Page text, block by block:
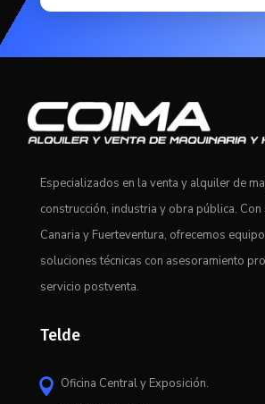
Especializados en la venta y alquiler de
construcción, industria y obra pública. Con
Canaria y Fuerteventura, ofrecemos
soluciones técnicas con asesoramiento
servicio postventa.
Telde
 Oficina Central y Exposición.